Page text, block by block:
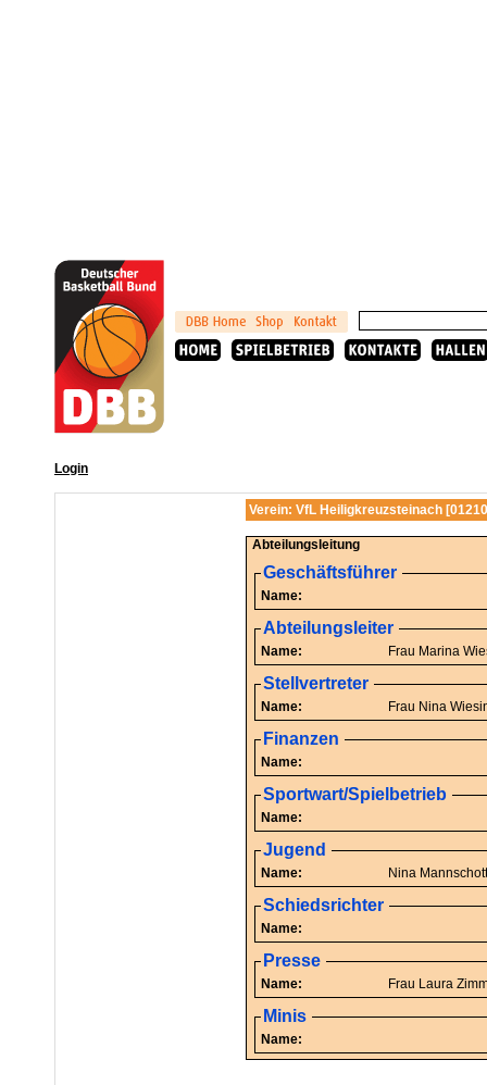
Login
Verein: VfL Heiligkreuzsteinach
Abteilungsleitung
Geschäftsführer
Name:
Abteilungsleiter
Name: Frau
Stellvertreter
Name: Frau Nina
Finanzen
Name:
Sportwart/Spielbetrieb
Name:
Jugend
Name: Nina Mannschott
Schiedsrichter
Name:
Presse
Name: Frau
Minis
Name: